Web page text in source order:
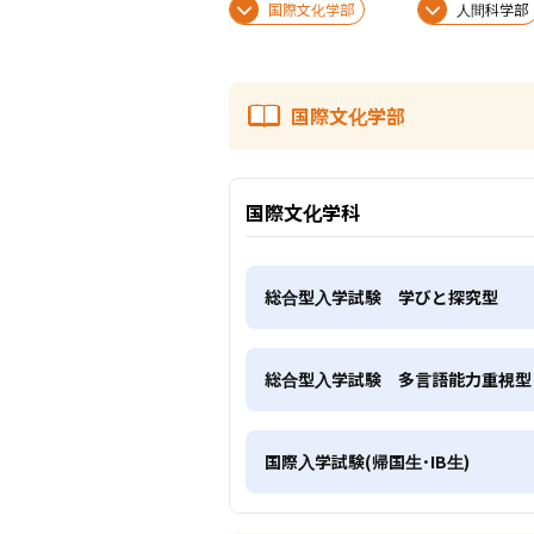
国際文化学部 人間科学部
国際文化学部
国際文化学科
総合型入学試験 学びと探究型
総合型入学試験 多言語能力重視型
国際入学試験(帰国生･IB生)